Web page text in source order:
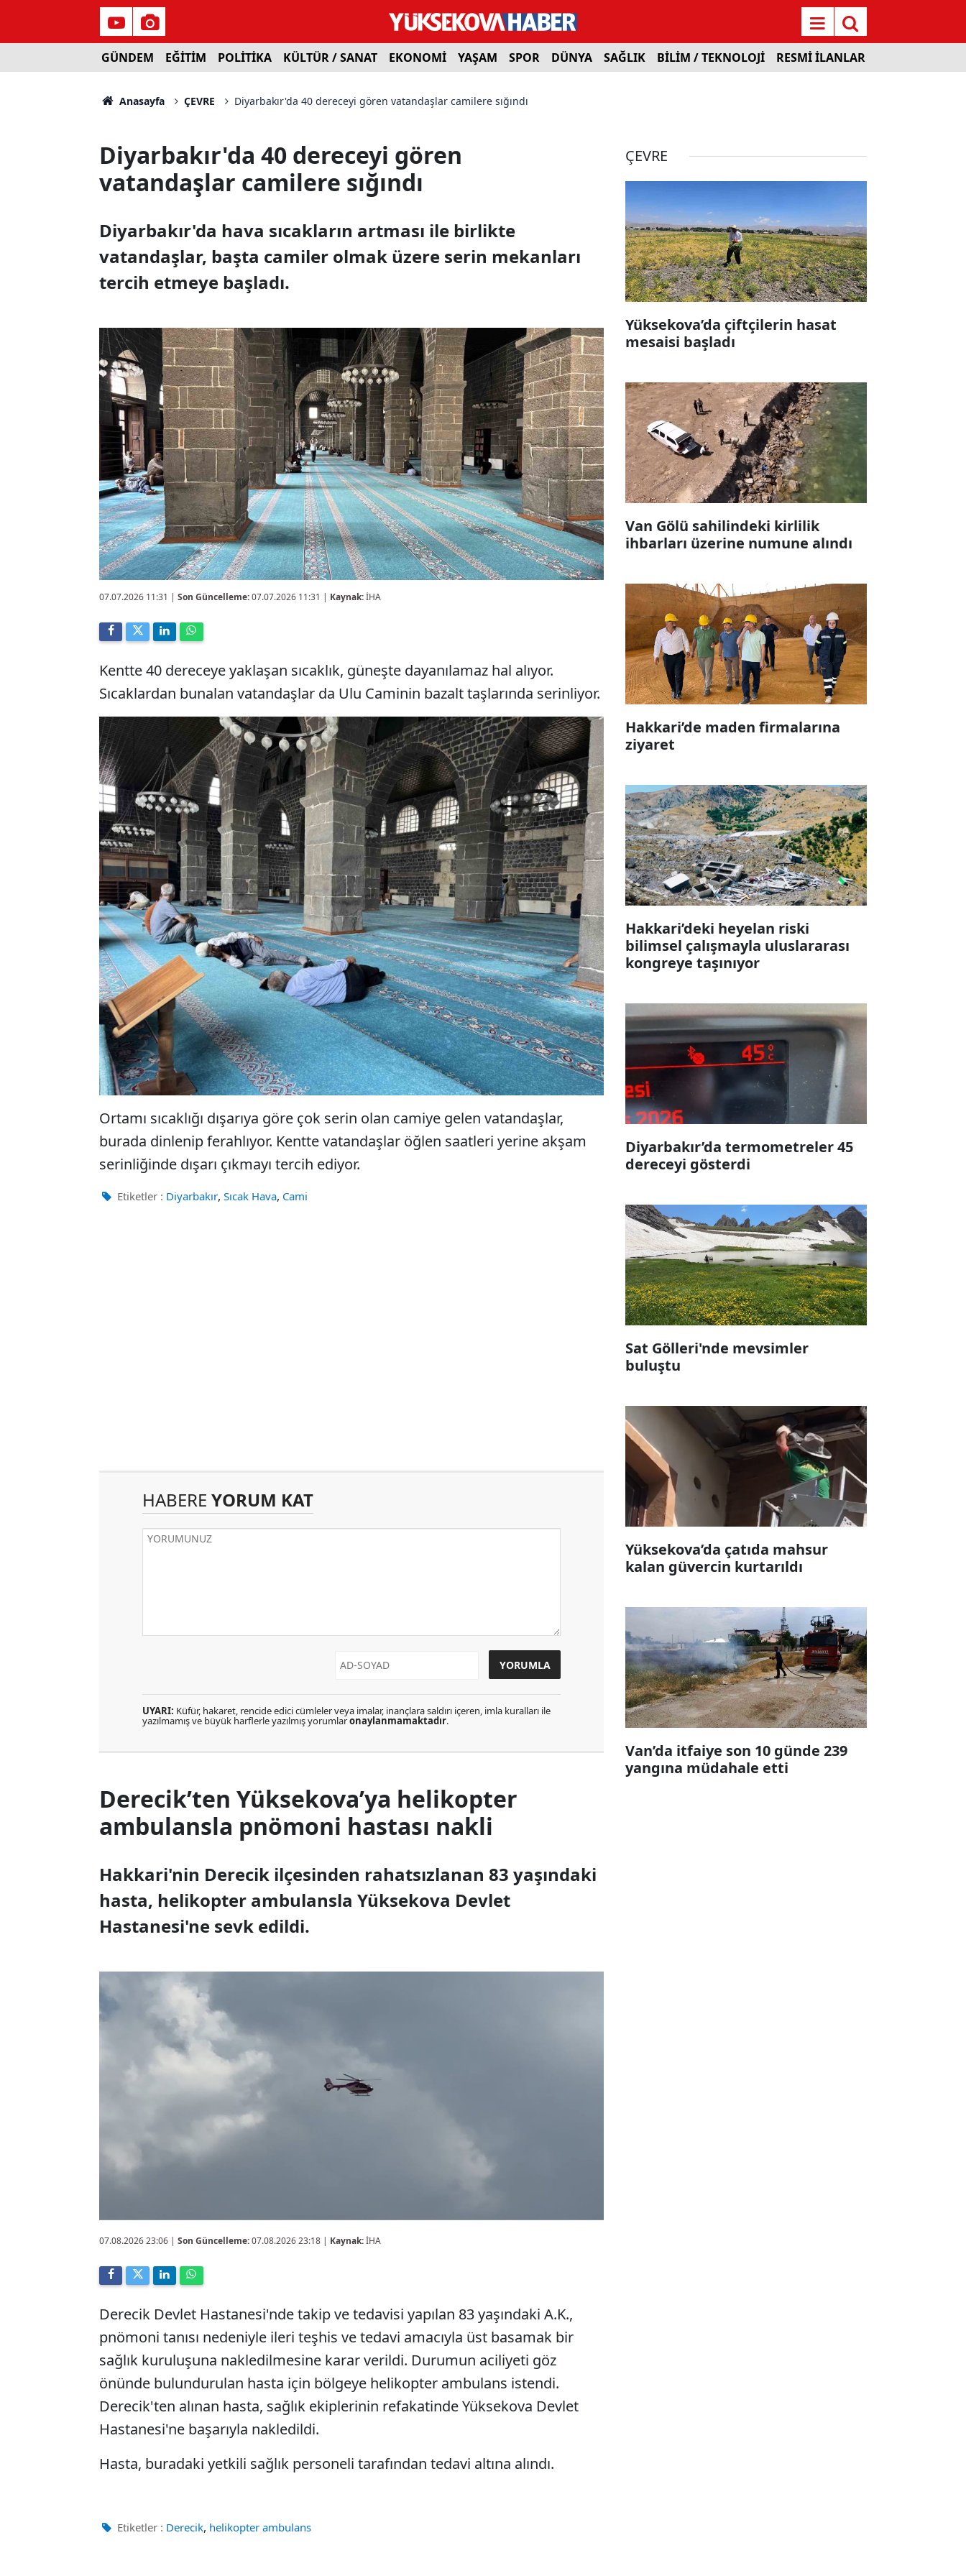
GÜNDEM EĞİTİM POLİTİKA KÜLTÜR / SANAT EKONOMİ YAŞAM SPOR DÜNYA SAĞLIK BİLİM / TEKNOLOJİ RESMİ İLANLAR
Anasayfa ÇEVRE Diyarbakır'da 40 dereceyi gören vatandaşlar camilere sığındı
Diyarbakır'da 40 dereceyi gören
vatandaşlar camilere sığındı
Diyarbakır'da hava sıcakların artması ile birlikte
vatandaşlar, başta camiler olmak üzere serin mekanları
tercih etmeye başladı.
07.07.2026 11:31 | Son Güncelleme:07.07.2026 11:31 | Kaynak:İHA
Kentte 40 dereceye yaklaşan sıcaklık, güneşte dayanılamaz hal alıyor.
Sıcaklardan bunalan vatandaşlar da Ulu Caminin bazalt taşlarında serinliyor.
Ortamı sıcaklığı dışarıya göre çok serin olan camiye gelen vatandaşlar,
burada dinlenip ferahlıyor. Kentte vatandaşlar öğlen saatleri yerine akşam
serinliğinde dışarı çıkmayı tercih ediyor.
Etiketler : Diyarbakır, Sıcak Hava, Cami
HABERE YORUM KAT
UYARI: Küfür, hakaret, rencide edici cümleler veya imalar, inançlara saldırı içeren, imla kuralları ile
yazılmamış ve büyük harflerle yazılmış yorumlaronaylanmamaktadır.
Derecik’ten Yüksekova’ya helikopter
ambulansla pnömoni hastası nakli
Hakkari'nin Derecik ilçesinden rahatsızlanan 83 yaşındaki
hasta, helikopter ambulansla Yüksekova Devlet
Hastanesi'ne sevk edildi.
07.08.2026 23:06 | Son Güncelleme:07.08.2026 23:18 | Kaynak:İHA
Derecik Devlet Hastanesi'nde takip ve tedavisi yapılan 83 yaşındaki A.K.,
pnömoni tanısı nedeniyle ileri teşhis ve tedavi amacıyla üst basamak bir
sağlık kuruluşuna nakledilmesine karar verildi. Durumun aciliyeti göz
önünde bulundurulan hasta için bölgeye helikopter ambulans istendi.
Derecik'ten alınan hasta, sağlık ekiplerinin refakatinde Yüksekova Devlet
Hastanesi'ne başarıyla nakledildi.
Hasta, buradaki yetkili sağlık personeli tarafından tedavi altına alındı.
Etiketler : Derecik, helikopter ambulans
ÇEVRE
Yüksekova’da çiftçilerin hasat
mesaisi başladı
Van Gölü sahilindeki kirlilik
ihbarları üzerine numune alındı
Hakkari’de maden firmalarına
ziyaret
Hakkari’deki heyelan riski
bilimsel çalışmayla uluslararası
kongreye taşınıyor
Diyarbakır’da termometreler 45
dereceyi gösterdi
Sat Gölleri'nde mevsimler
buluştu
Yüksekova’da çatıda mahsur
kalan güvercin kurtarıldı
Van’da itfaiye son 10 günde 239
yangına müdahale etti